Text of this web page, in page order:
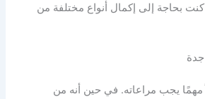
بحاجة إلى إكمال أنواع مختلفة من
مهمًا يجب مراعاته. في حين أنه من